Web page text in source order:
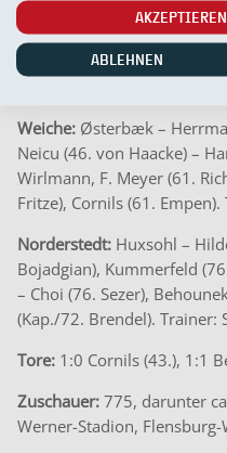
der den Titelgewinn mit
einem Sieg gegen Weiche
beim Spitzenreiter im
Weiche: Østerbæk –
Neicu (46. von Haacke) –
Wirlmann, F. Meyer (61.
Fritze), Cornils (61. Empen).
Norderstedt: Huxsohl –
Bojadgian), Kummerfeld
– Choi (76. Sezer),
(Kap./72. Brendel). Trainer:
Tore: 1:0 Cornils (43.), 1:1
Zuschauer: 775, darunter
Werner-Stadion, Flensburg-
ABLEHNEN